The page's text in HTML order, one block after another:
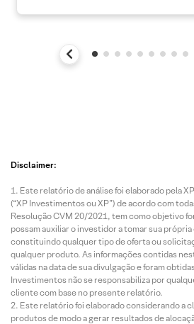
Disclaimer:
Este relatório de análise foi elaborado pela
(“XP Investimentos ou XP”) de acordo com
Resolução CVM 20/2021, tem como objetivo
possam auxiliar o investidor a tomar sua
constituindo qualquer tipo de oferta ou
qualquer produto. As informações contidas
válidas na data de sua divulgação e foram
Investimentos não se responsabiliza por
cliente com base no presente relatório.
Este relatório foi elaborado considerando a
produtos de modo a gerar resultados de